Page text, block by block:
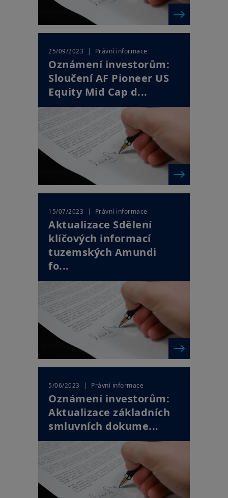
25/09/2023 | Právní informace
Oznámení investorům:
Sloučení AF Pioneer US
Equity Mid Cap d...
15/07/2023 | Právní informace
Aktualizace Sdělení
klíčových informací
tuzemských Amundi
fo...
5/06/2023 | Právní informace
Oznámení investorům:
Aktualizace základních
smluvních dokume...